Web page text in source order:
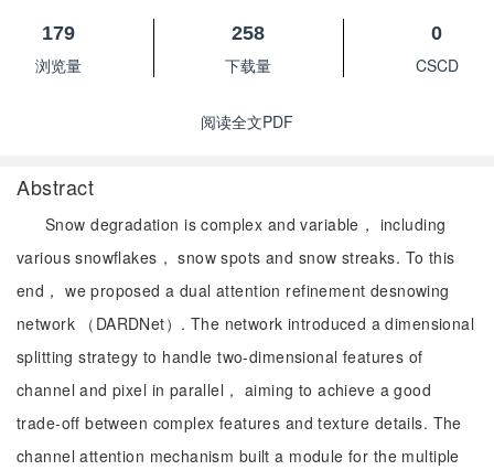
179
浏览量
258
下载量
0
CSCD
阅读全文PDF
Abstract
Snow degradation is complex and variable， including
various snowflakes， snow spots and snow streaks. To this
end， we proposed a dual attention refinement desnowing
network （DARDNet）. The network introduced a dimensional
splitting strategy to handle two-dimensional features of
channel and pixel in parallel， aiming to achieve a good
trade-off between complex features and texture details. The
channel attention mechanism built a module for the multiple